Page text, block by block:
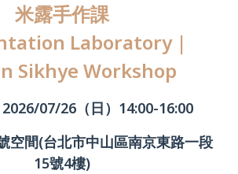
米露手作課
Laboratory |
Sikhye Workshop
07/26（日）14:00-16:00
空間(台北市中山區南京東路一段
15號4樓)